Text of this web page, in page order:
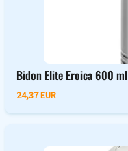
Bidon Elite Eroica 600 ml
24,37 EUR